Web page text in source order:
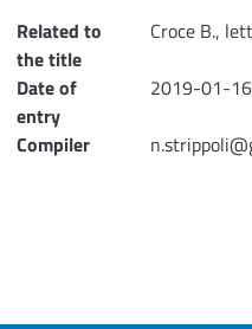
Related to
the title
Croce B.,
Date of
entry
2019-01-
Compiler